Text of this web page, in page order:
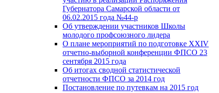
Губернатора Самарской области от
06.02.2015 года №44-р
Об утверждении участников Школы
молодого профсоюзного лидера
О плане мероприятий по подготовке XXIV
отчетно-выборной конференции ФПСО 23
сентября 2015 года
Об итогах сводной статистической
отчетности ФПСО за 2014 год
Постановление по путевкам на 2015 год